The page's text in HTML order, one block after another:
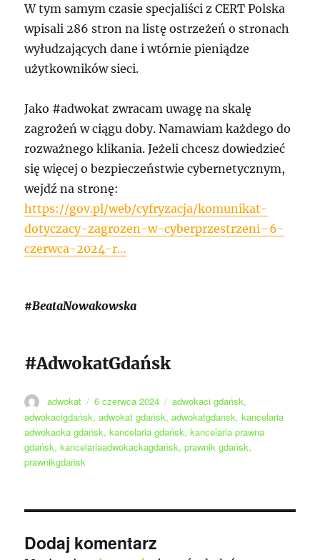
W tym samym czasie specjaliści z CERT Polska
wpisali 286 stron na listę ostrzeżeń o stronach
wyłudzających dane i wtórnie pieniądze
użytkowników sieci.
Jako #adwokat zwracam uwagę na skalę
zagrożeń w ciągu doby. Namawiam każdego do
rozważnego klikania. Jeżeli chcesz dowiedzieć
się więcej o bezpieczeństwie cybernetycznym,
wejdź na stronę:
https://gov.pl/web/cyfryzacja/komunikat-
dotyczacy-zagrozen-w-cyberprzestrzeni–6-
czerwca-2024-r…
#BeataNowakowska
#AdwokatGdańsk
Autor
adwokat
Data
publikacji
6 czerwca 2024 Tagi
adwokaci gdańsk,
adwokacigdańsk,adwokat gdańsk,adwokatgdansk,kancelaria
adwokacka gdańsk,kancelaria gdańsk,kancelaria prawna
gdańsk,kancelariaadwokackagdańsk,prawnik gdańsk,
prawnikgdańsk
Dodaj komentarz